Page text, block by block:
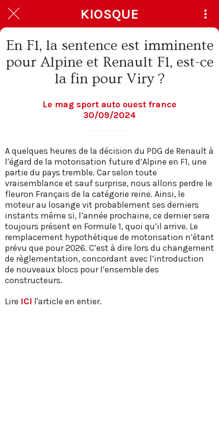
KIOSQUE
En F1, la sentence est imminente
pour Alpine et Renault F1, est-ce
la fin pour Viry ?
Le mag sport auto ouest france
30/09/2024
A quelques heures de la décision du PDG de Renault à
l’égard de la motorisation future d’Alpine en F1, une
partie du pays tremble. Car selon toute
vraisemblance et sauf surprise, nous allons perdre le
fleuron Français de la catégorie reine. Ainsi, le
moteur au losange vit probablement ses derniers
instants même si, l’année prochaine, ce dernier sera
toujours présent en Formule 1, quoi qu’il arrive. Le
remplacement hypothétique de motorisation n’étant
prévu que pour 2026. C’est à dire lors du changement
de règlementation, concordant avec l’introduction
de nouveaux blocs pour l’ensemble des
constructeurs.
Lire ICI l'article en entier.